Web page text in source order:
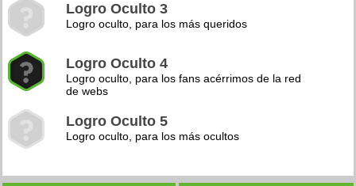
Logro Oculto 3
Logro oculto, para los más queridos
Logro Oculto 4
Logro oculto, para los fans acérrimos de la red
de webs
Logro Oculto 5
Logro oculto, para los más ocultos